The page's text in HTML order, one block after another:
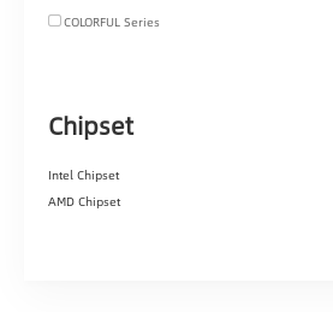
COLORFUL Series
Chipset
Intel Chipset
AMD Chipset